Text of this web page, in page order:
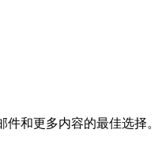
和更多内容的最佳选择。